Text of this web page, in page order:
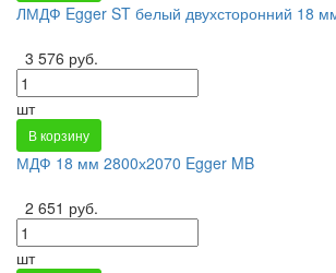
ЛМДФ Egger ST белый двухсторонний 18
3 576 руб.
шт
В корзину
МДФ 18 мм 2800х2070 Egger MB
2 651 руб.
шт